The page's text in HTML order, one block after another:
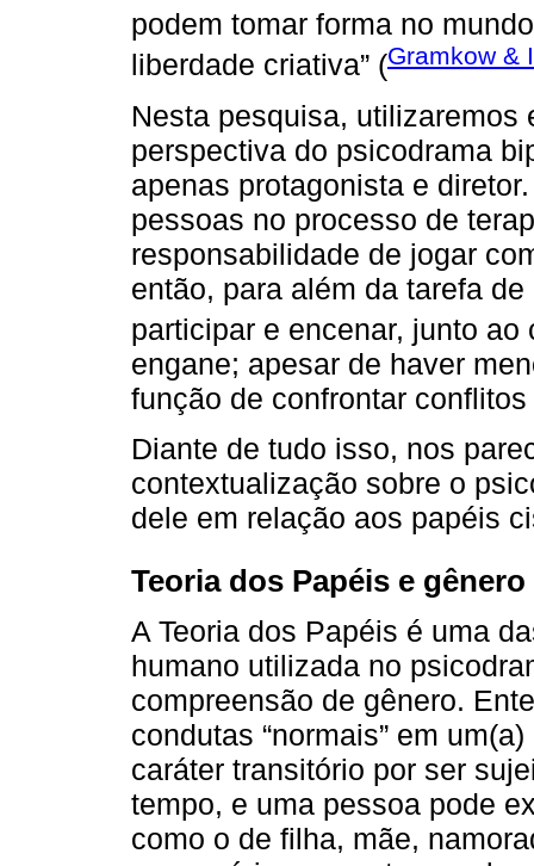
podem tomar forma no
liberdade criativa” (Gramkow &
Nesta pesquisa, utilizaremos
perspectiva do psicodrama
apenas protagonista e
pessoas no processo de
responsabilidade de jogar
então, para além da tarefa
participar e encenar, junto ao
engane; apesar de haver
função de confrontar
Diante de tudo isso, nos
contextualização sobre o
dele em relação aos papéis
Teoria dos Papéis e gênero
A Teoria dos Papéis é uma
humano utilizada no
compreensão de gênero.
condutas “normais” em
caráter transitório por ser
tempo, e uma pessoa pode
como o de filha, mãe,